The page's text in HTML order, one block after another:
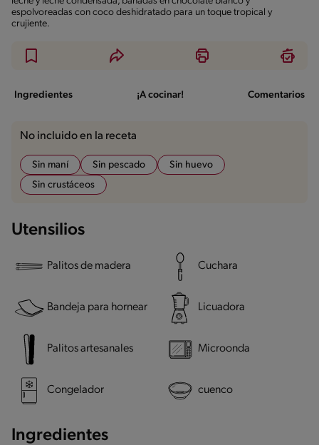
espolvoreadas con coco deshidratado para un toque tropical y
crujiente.
Ingredientes ¡A cocinar! Comentarios
No incluido en la receta
Sin maní Sin pescado
Sin huevo
Sin crustáceos
Utensilios
Palitos de madera Cuchara
Bandeja para hornear Licuadora
Palitos artesanales Microonda
Congelador cuenco
Ingredientes